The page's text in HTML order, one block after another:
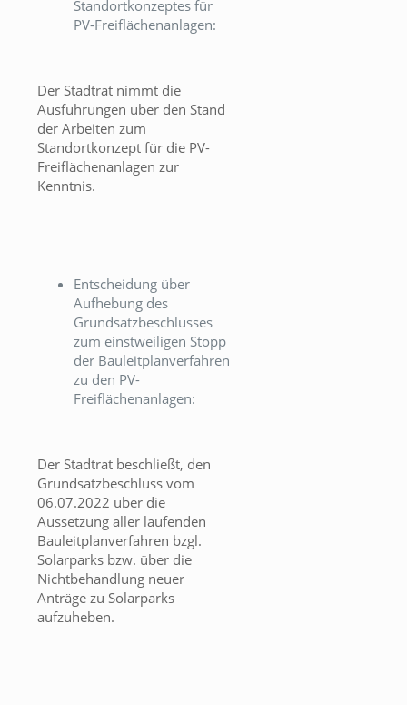
Standortkonzeptes für
PV-Freiflächenanlagen:
Der Stadtrat nimmt die
Ausführungen über den Stand
der Arbeiten zum
Standortkonzept für die PV-
Freiflächenanlagen zur
Kenntnis.
Entscheidung über
Aufhebung des
Grundsatzbeschlusses
zum einstweiligen Stopp
der Bauleitplanverfahren
zu den PV-
Freiflächenanlagen:
Der Stadtrat beschließt, den
Grundsatzbeschluss vom
06.07.2022 über die
Aussetzung aller laufenden
Bauleitplanverfahren bzgl.
Solarparks bzw. über die
Nichtbehandlung neuer
Anträge zu Solarparks
aufzuheben.